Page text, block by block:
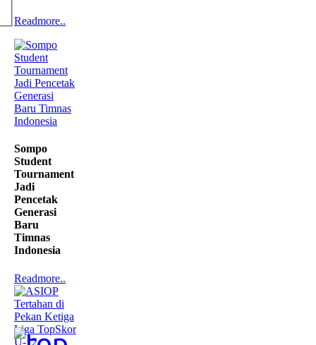
Readmore..
Sompo
Student
Tournament
Jadi
Pencetak
Generasi
Baru
Timnas
Indonesia
Readmore..